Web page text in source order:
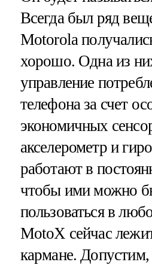
Всегда был ряд
Motorola
хорошо. Одна из
управление
телефона за счет
экономичных
акселерометр и
работают в
чтобы ими можно
пользоваться в
MotoX сейчас
кармане. Допустим,